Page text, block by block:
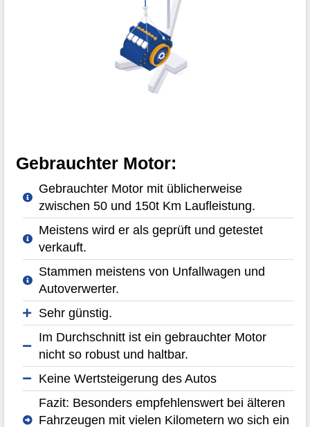
Gebrauchter Motor:
Gebrauchter Motor mit üblicherweise
zwischen 50 und 150t Km Laufleistung.
Meistens wird er als geprüft und getestet
verkauft.
Stammen meistens von Unfallwagen und
Autoverwerter.
Sehr günstig.
Im Durchschnitt ist ein gebrauchter Motor
nicht so robust und haltbar.
Keine Wertsteigerung des Autos
Fazit: Besonders empfehlenswert bei älteren
Fahrzeugen mit vielen Kilometern wo sich ein